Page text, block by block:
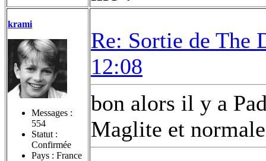
krami
Messages :
554
Statut :
Confirmée
Pays : France
Re: Sortie de The
12:08
bon alors il y a
Maglite et